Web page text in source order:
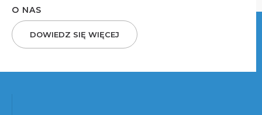
O NAS
DOWIEDZ SIĘ WIĘCEJ